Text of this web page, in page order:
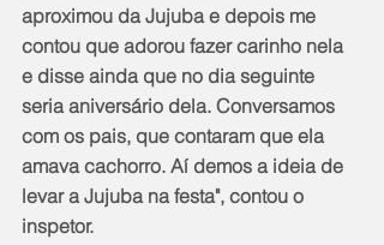
aproximou da Jujuba e depois me
contou que adorou fazer carinho nela
e disse ainda que no dia seguinte
seria aniversário dela. Conversamos
com os pais, que contaram que ela
amava cachorro. Aí demos a ideia de
levar a Jujuba na festa", contou o
inspetor.